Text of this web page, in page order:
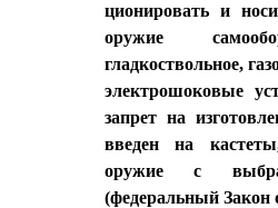
ционировать и
оружие
гладкоствольное,
электрошоковые
запрет на
введен на
оружие с
(федеральный Закон